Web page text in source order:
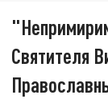
Святителя